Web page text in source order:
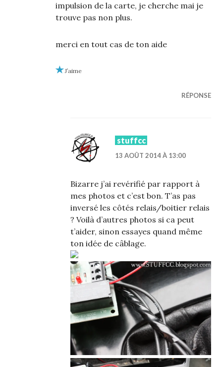
impulsion de la carte, je cherche mai je
trouve pas non plus.
merci en tout cas de ton aide
J’aime
RÉPONSE
stuffcc
13 AOÛT 2014 À 13:00
Bizarre j’ai revérifié par rapport à
mes photos et c’est bon. T’as pas
inversé les côtés relais/boitier relais
? Voilà d’autres photos si ca peut
t’aider, sinon essayes quand même
ton idée de câblage.